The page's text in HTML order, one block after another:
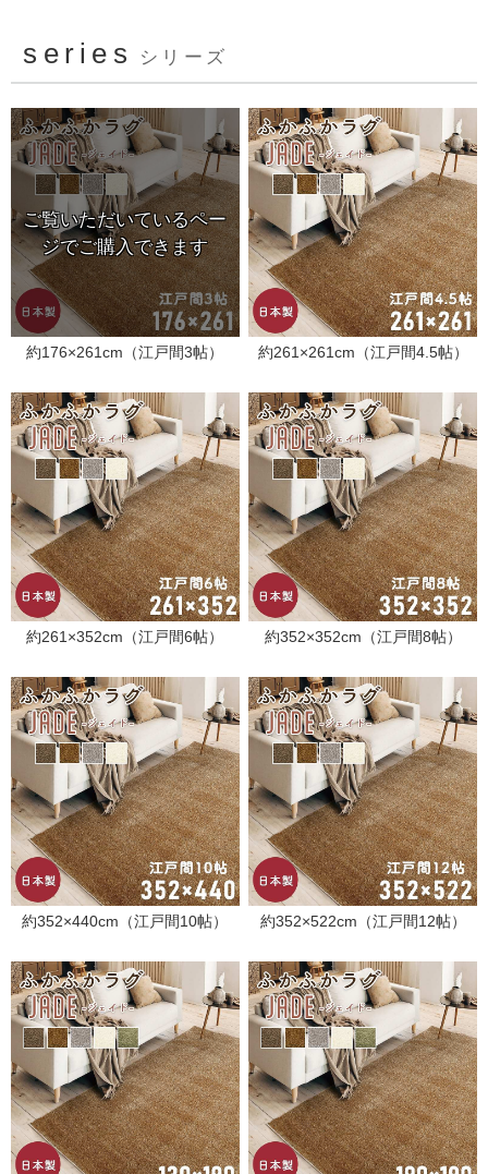
series シリーズ
約176×261cm（江戸間3帖） 約261×261cm（江戸間4.5帖）
約261×352cm（江戸間6帖） 約352×352cm（江戸間8帖）
約352×440cm（江戸間10帖） 約352×522cm（江戸間12帖）